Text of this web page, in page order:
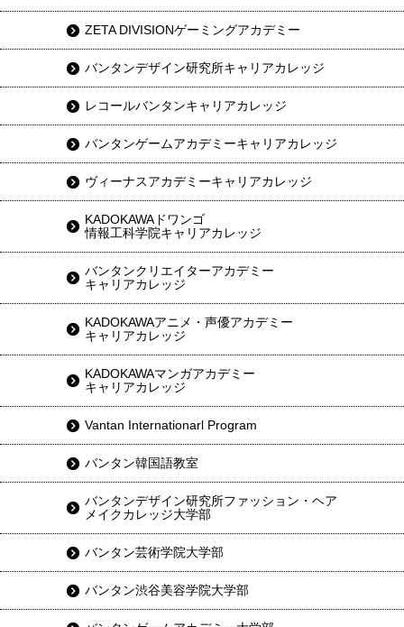
ZETA DIVISIONゲーミングアカデミー
バンタンデザイン研究所キャリアカレッジ
レコールバンタンキャリアカレッジ
バンタンゲームアカデミーキャリアカレッジ
ヴィーナスアカデミーキャリアカレッジ
KADOKAWAドワンゴ
情報工科学院キャリアカレッジ
バンタンクリエイターアカデミー
キャリアカレッジ
KADOKAWAアニメ・声優アカデミー
キャリアカレッジ
KADOKAWAマンガアカデミー
キャリアカレッジ
Vantan Internationarl Program
バンタン韓国語教室
バンタンデザイン研究所ファッション・ヘア
メイクカレッジ大学部
バンタン芸術学院大学部
バンタン渋谷美容学院大学部